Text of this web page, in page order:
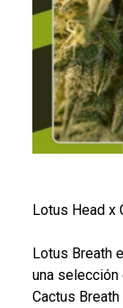
Lotus Head x
Lotus Breath
una
Cactus